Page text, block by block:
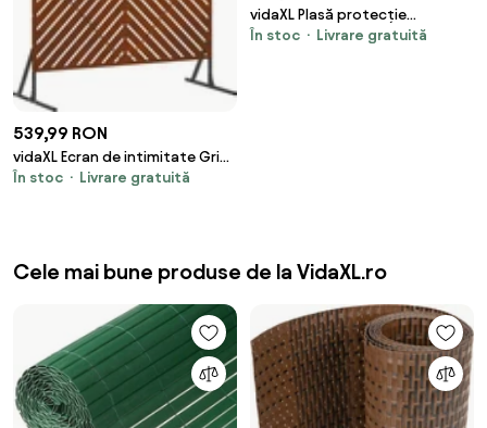
539,99 RON
vidaXL Ecran de intimitate Gri
100 x 50 x 180 cm Oțel
În stoc Livrare gratuită
vidaXL Plasă protecție
intimitate, negru, 1,8x50 m,
În stoc Livrare gratuită
Cele mai bune produse de la VidaXL.ro